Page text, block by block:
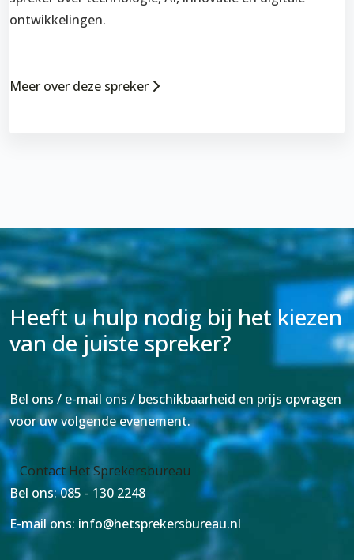
ontwikkelingen.
Meer over deze spreker
Heeft u hulp nodig bij het kiezen
van de juiste spreker?
Bel ons / e-mail ons / beschikbaarheid en prijs opvragen
voor uw volgende evenement.
Contact Het Sprekersbureau
Bel ons: 085 - 130 2248
E-mail ons: info@hetsprekersbureau.nl